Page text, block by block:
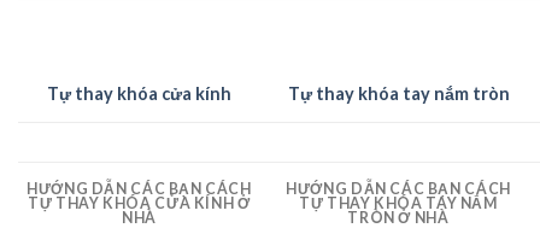
Tự thay khóa cửa kính Tự thay khóa tay nắm tròn
HƯỚNG DẪN CÁC BẠN CÁCH
TỰ THAY KHÓA CỬA KÍNH Ở
NHÀ
HƯỚNG DẪN CÁC BẠN CÁCH
TỰ THAY KHÓA TAY NẮM
TRÒN Ở NHÀ